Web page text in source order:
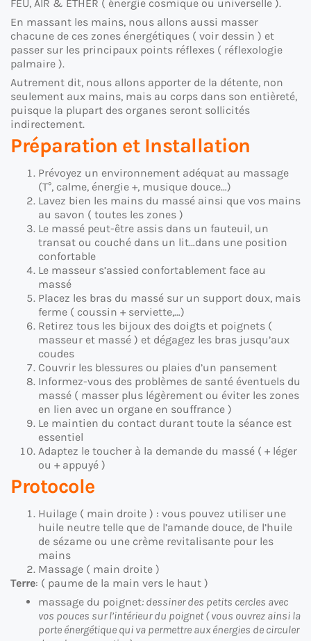
FEU, AIR & ETHER ( énergie cosmique ou universelle ).
En massant les mains, nous allons aussi masser
chacune de ces zones énergétiques ( voir dessin ) et
passer sur les principaux points réflexes ( réflexologie
palmaire ).
Autrement dit, nous allons apporter de la détente, non
seulement aux mains, mais au corps dans son entièreté,
puisque la plupart des organes seront sollicités
indirectement.
Préparation et Installation
Prévoyez un environnement adéquat au massage
(T°, calme, énergie +, musique douce…)
Lavez bien les mains du massé ainsi que vos mains
au savon ( toutes les zones )
Le massé peut-être assis dans un fauteuil, un
transat ou couché dans un lit…dans une position
confortable
Le masseur s’assied confortablement face au
massé
Placez les bras du massé sur un support doux, mais
ferme ( coussin + serviette,…)
Retirez tous les bijoux des doigts et poignets (
masseur et massé ) et dégagez les bras jusqu’aux
coudes
Couvrir les blessures ou plaies d’un pansement
Informez-vous des problèmes de santé éventuels du
massé ( masser plus légèrement ou éviter les zones
en lien avec un organe en souffrance )
Le maintien du contact durant toute la séance est
essentiel
Adaptez le toucher à la demande du massé ( + léger
ou + appuyé )
Protocole
Huilage ( main droite ) : vous pouvez utiliser une
huile neutre telle que de l’amande douce, de l’huile
de sézame ou une crème revitalisante pour les
mains
Massage ( main droite )
Terre: ( paume de la main vers le haut )
massage du poignet: dessiner des petits cercles avec
vos pouces sur l’intérieur du poignet ( vous ouvrez ainsi la
porte énergétique qui va permettre aux énergies de circuler